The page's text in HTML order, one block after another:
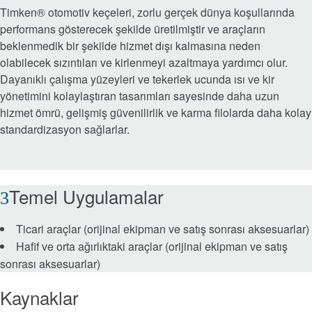
Hassas Dişli Sistemi
Doğrusal Hareket
Yağlama ve Filtrasyon Sistemleri
Foklar
Piyasalar
Demiryolu
Enerji Üretimi ve Yenilenebilir Enerji
Timken® otomotiv keçeleri, zorlu gerçek dünya koşullarında
performans gösterecek şekilde üretilmiştir ve araçların
beklenmedik bir şekilde hizmet dışı kalmasına neden
olabilecek sızıntıları ve kirlenmeyi azaltmaya yardımcı olur.
Dayanıklı çalışma yüzeyleri ve tekerlek ucunda ısı ve kir
yönetimini kolaylaştıran tasarımları sayesinde daha uzun
hizmet ömrü, gelişmiş güvenilirlik ve karma filolarda daha kolay
standardizasyon sağlarlar.
Temel Uygulamalar
Ticari araçlar (orijinal ekipman ve satış sonrası aksesuarlar)
Hafif ve orta ağırlıktaki araçlar (orijinal ekipman ve satış
sonrası aksesuarlar)
Kaynaklar